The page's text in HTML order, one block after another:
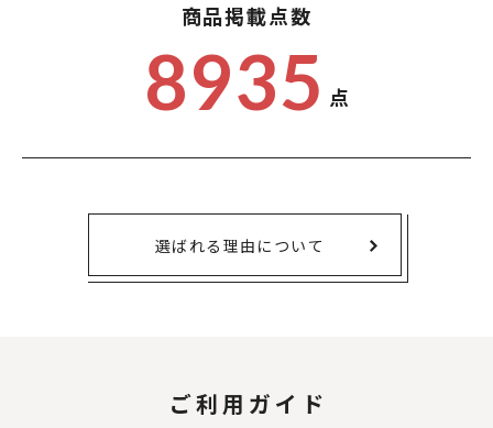
商品掲載点数
8935 点
選ばれる理由について
ご利用ガイド